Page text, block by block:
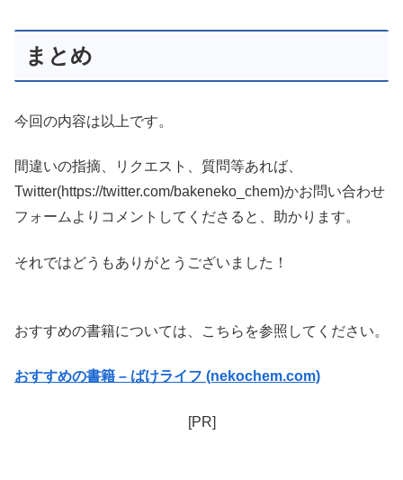
まとめ
今回の内容は以上です。
間違いの指摘、リクエスト、質問等あれば、
Twitter(https://twitter.com/bakeneko_chem)かお問い合わせ
フォームよりコメントしてくださると、助かります。
それではどうもありがとうございました！
おすすめの書籍については、こちらを参照してください。
おすすめの書籍 – ばけライフ (nekochem.com)
[PR]